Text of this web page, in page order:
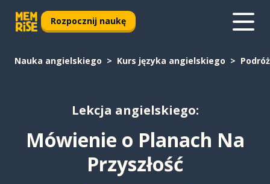
Rozpocznij naukę
Nauka angielskiego Kurs języka angielskiego
Lekcja angielskiego:
Mówienie o Planach Na
Przyszłość